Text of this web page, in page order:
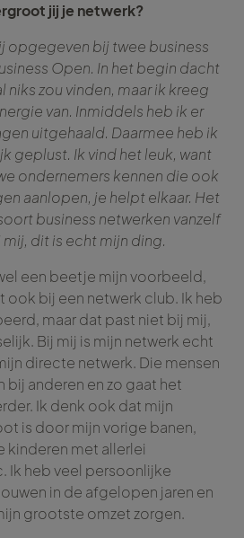
jij je netwerk?
opgegeven bij twee business
Open. In het begin dacht
niks zou vinden, maar ik kreeg
van. Inmiddels heb ik er
uitgehaald. Daarmee heb ik
geplust. Ik vind het leuk, want
ondernemers kennen die ook
aanlopen, je helpt elkaar. Het
business netwerken vanzelf
dit is echt mijn ding.
een beetje mijn voorbeeld,
ook bij een netwerk club. Ik heb
maar dat past niet bij mij,
Bij mij is mijn netwerk echt
directe netwerk. Die mensen
bij anderen en zo gaat het
Ik denk ook dat mijn
is door mijn vorige banen,
kinderen met allerlei
Ik heb veel persoonlijke
in de afgelopen jaren en
grootste omzet zorgen.